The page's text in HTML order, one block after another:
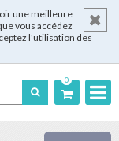
une meilleure
vous accédez
l'utilisation des
0